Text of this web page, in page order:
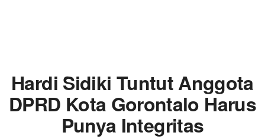
Hardi Sidiki Tuntut Anggota
DPRD Kota Gorontalo Harus
Punya Integritas